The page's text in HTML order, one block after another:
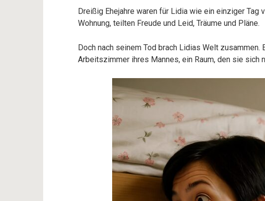
Dreißig Ehejahre waren für Lidia wie ein einziger
Wohnung, teilten Freude und Leid, Träume und Pläne.
Doch nach seinem Tod brach Lidias Welt
Arbeitszimmer ihres Mannes, ein Raum, den sie sich